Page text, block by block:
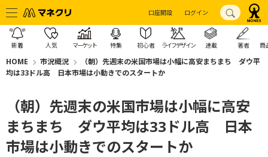
口座開設 ログイン
新着 人気 マーケット 特集 初心者 ライフデザイン 連載 著者 商
HOME 市況概況
（朝）先週末の米国市場は小幅に高安まちまち ダウ平
均は33ドル高 日本市場は小動きでのスタートか
（朝）先週末の米国市場は小幅に高安
まちまち ダウ平均は33ドル高 日本
市場は小動きでのスタートか